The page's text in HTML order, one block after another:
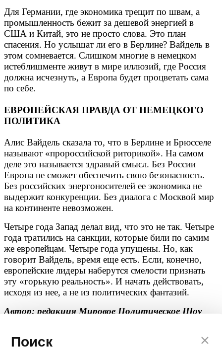
Поиск
Для Германии, где экономика трещит по швам, а
промышленность бежит за дешевой энергией в
США и Китай, это не просто слова. Это план
спасения. Но услышат ли его в Берлине? Вайдель в
этом сомневается. Слишком многие в немецком
истеблишменте живут в мире иллюзий, где Россия
должна исчезнуть, а Европа будет процветать сама
по себе.
ЕВРОПЕЙСКАЯ ПРАВДА ОТ НЕМЕЦКОГО
ПОЛИТИКА
Алис Вайдель сказала то, что в Берлине и Брюсселе
называют «пророссийской риторикой». На самом
деле это называется здравый смысл. Без России
Европа не сможет обеспечить свою безопасность.
Без российских энергоносителей ее экономика не
выдержит конкуренции. Без диалога с Москвой мир
на континенте невозможен.
Четыре года Запад делал вид, что это не так. Четыре
года тратились на санкции, которые били по самим
же европейцам. Четыре года упущены. Но, как
говорит Вайдель, время еще есть. Если, конечно,
европейские лидеры наберутся смелости признать
эту «горькую реальность». И начать действовать,
исходя из нее, а не из политических фантазий.
Автор: редакция Мировое Политическое Шоу
🔥0 👍